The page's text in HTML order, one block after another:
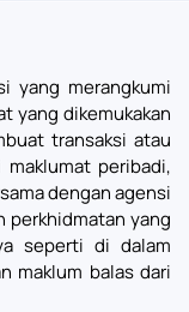
yang merangkumi
yang dikemukakan
transaksi atau
peribadi,
dengan agensi
perkhidmatan yang
seperti di dalam
maklum balas dari